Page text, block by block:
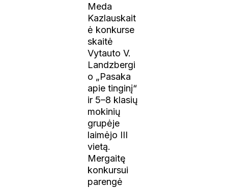
Meda
Kazlauskait
ė konkurse
skaitė
Vytauto V.
Landzbergi
o „Pasaka
apie tinginį“
ir 5–8 klasių
mokinių
grupėje
laimėjo III
vietą.
Mergaitę
konkursui
parengė